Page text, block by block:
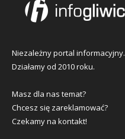
Niezależny portal informacyjny.
Działamy od 2010 roku.
Masz dla nas temat?
Chcesz się zareklamować?
Czekamy na kontakt!